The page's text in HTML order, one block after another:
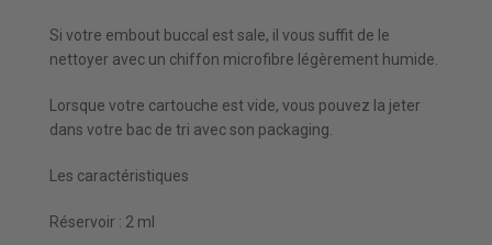
Si votre embout buccal est sale, il vous suffit de le
nettoyer avec un chiffon microfibre légèrement humide.
Lorsque votre cartouche est vide, vous pouvez la jeter
dans votre bac de tri avec son packaging.
Les caractéristiques
Réservoir : 2 ml